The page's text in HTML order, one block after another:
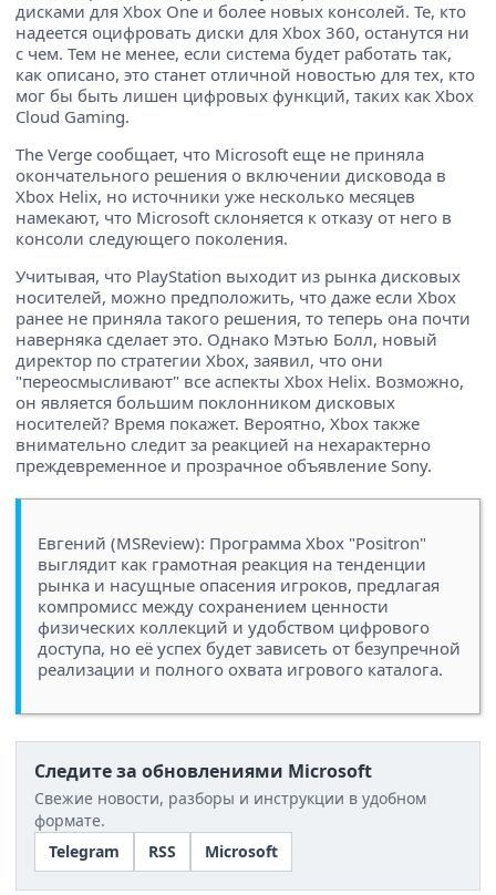
дисками для Xbox One и более новых консолей. Те, кто
надеется оцифровать диски для Xbox 360, останутся ни
с чем. Тем не менее, если система будет работать так,
как описано, это станет отличной новостью для тех, кто
мог бы быть лишен цифровых функций, таких как Xbox
Cloud Gaming.
The Verge сообщает, что Microsoft еще не приняла
окончательного решения о включении дисковода в
Xbox Helix, но источники уже несколько месяцев
намекают, что Microsoft склоняется к отказу от него в
консоли следующего поколения.
Учитывая, что PlayStation выходит из рынка дисковых
носителей, можно предположить, что даже если Xbox
ранее не приняла такого решения, то теперь она почти
наверняка сделает это. Однако Мэтью Болл, новый
директор по стратегии Xbox, заявил, что они
"переосмысливают" все аспекты Xbox Helix. Возможно,
он является большим поклонником дисковых
носителей? Время покажет. Вероятно, Xbox также
внимательно следит за реакцией на нехарактерно
преждевременное и прозрачное объявление Sony.
Евгений (MSReview): Программа Xbox "Positron"
выглядит как грамотная реакция на тенденции
рынка и насущные опасения игроков, предлагая
компромисс между сохранением ценности
физических коллекций и удобством цифрового
доступа, но её успех будет зависеть от безупречной
реализации и полного охвата игрового каталога.
Следите за обновлениями Microsoft
Свежие новости, разборы и инструкции в удобном
формате.
Telegram
RSS Microsoft